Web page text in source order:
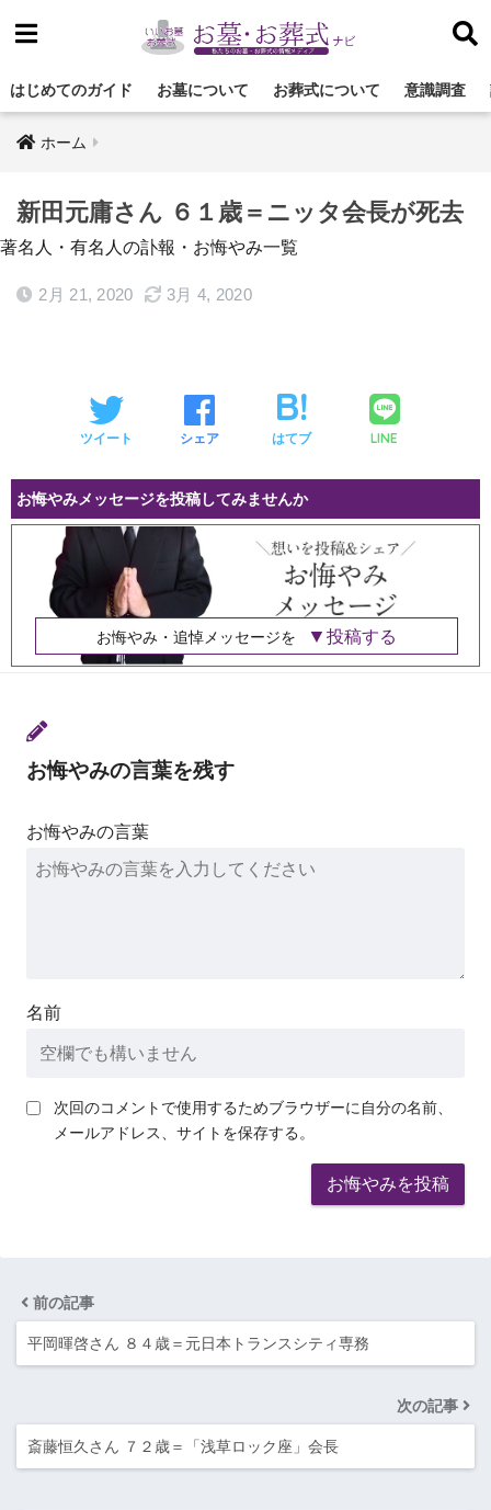
はじめてのガイド お墓について お葬式について 意識調査
ホーム
新田元庸さん ６１歳＝ニッタ会長が死去
著名人・有名人の訃報・お悔やみ一覧
2月 21, 2020 3月 4, 2020
ツイート シェア はてブ LINE
お悔やみメッセージを投稿してみませんか
お悔やみ・追悼メッセージを 投稿する
お悔やみの言葉を残す
お悔やみの言葉
名前
次回のコメントで使用するためブラウザーに自分の名前、
メールアドレス、サイトを保存する。
前の記事
平岡暉啓さん ８４歳＝元日本トランスシティ専務
次の記事
斎藤恒久さん ７２歳＝「浅草ロック座」会長